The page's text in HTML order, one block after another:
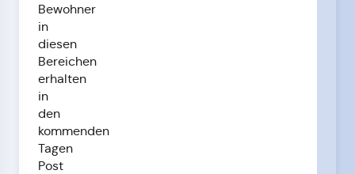
Bewohner
in
diesen
Bereichen
erhalten
in
den
kommenden
Tagen
Post